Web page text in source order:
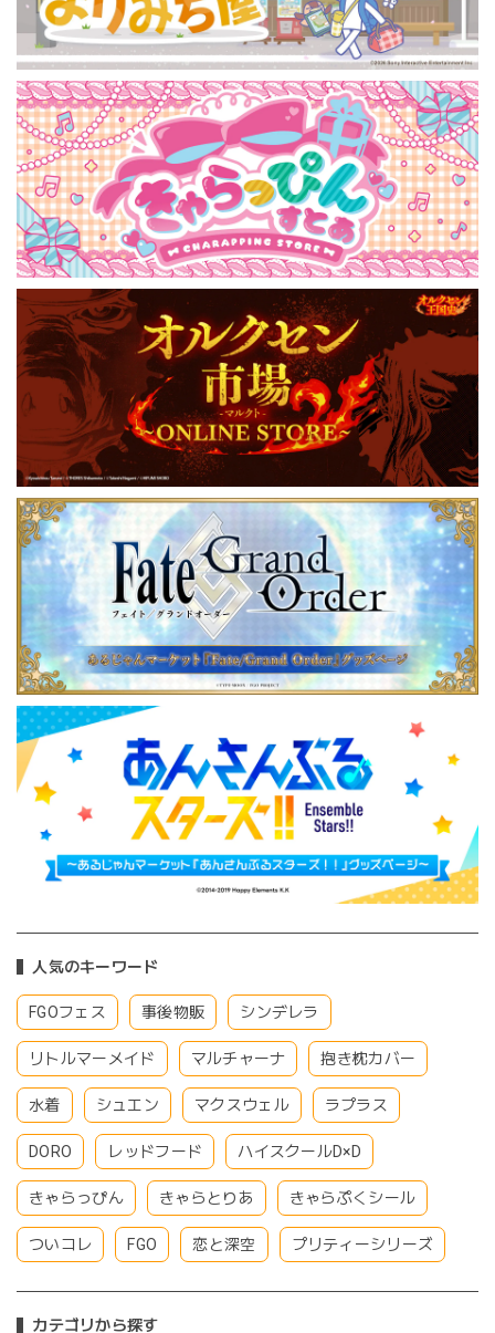
人気のキーワード
FGOフェス 事後物販 シンデレラ
リトルマーメイド マルチャーナ 抱き枕カバー
水着 シュエン マクスウェル ラプラス
DORO レッドフード ハイスクールD×D
きゃらっぴん きゃらとりあ きゃらぷくシール
ついコレ FGO 恋と深空 プリティーシリーズ
カテゴリから探す